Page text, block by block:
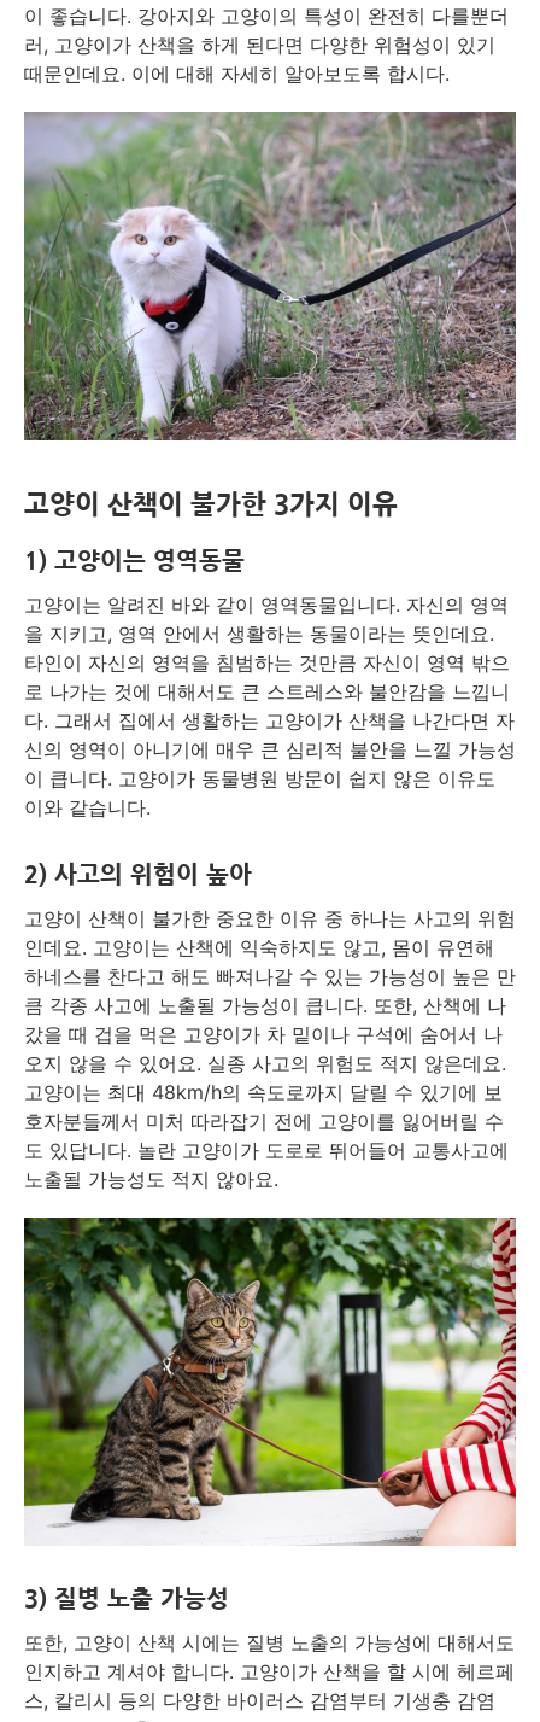
이 좋습니다. 강아지와 고양이의 특성이 완전히 다를뿐더
러, 고양이가 산책을 하게 된다면 다양한 위험성이 있기
때문인데요. 이에 대해 자세히 알아보도록 합시다.
고양이 산책이 불가한 3가지 이유
1) 고양이는 영역동물
고양이는 알려진 바와 같이 영역동물입니다. 자신의 영역
을 지키고, 영역 안에서 생활하는 동물이라는 뜻인데요.
타인이 자신의 영역을 침범하는 것만큼 자신이 영역 밖으
로 나가는 것에 대해서도 큰 스트레스와 불안감을 느낍니
다. 그래서 집에서 생활하는 고양이가 산책을 나간다면 자
신의 영역이 아니기에 매우 큰 심리적 불안을 느낄 가능성
이 큽니다. 고양이가 동물병원 방문이 쉽지 않은 이유도
이와 같습니다.
2) 사고의 위험이 높아
고양이 산책이 불가한 중요한 이유 중 하나는 사고의 위험
인데요. 고양이는 산책에 익숙하지도 않고, 몸이 유연해
하네스를 찬다고 해도 빠져나갈 수 있는 가능성이 높은 만
큼 각종 사고에 노출될 가능성이 큽니다. 또한, 산책에 나
갔을 때 겁을 먹은 고양이가 차 밑이나 구석에 숨어서 나
오지 않을 수 있어요. 실종 사고의 위험도 적지 않은데요.
고양이는 최대 48km/h의 속도로까지 달릴 수 있기에 보
호자분들께서 미처 따라잡기 전에 고양이를 잃어버릴 수
도 있답니다. 놀란 고양이가 도로로 뛰어들어 교통사고에
노출될 가능성도 적지 않아요.
3) 질병 노출 가능성
또한, 고양이 산책 시에는 질병 노출의 가능성에 대해서도
인지하고 계셔야 합니다. 고양이가 산책을 할 시에 헤르페
스, 칼리시 등의 다양한 바이러스 감염부터 기생충 감염